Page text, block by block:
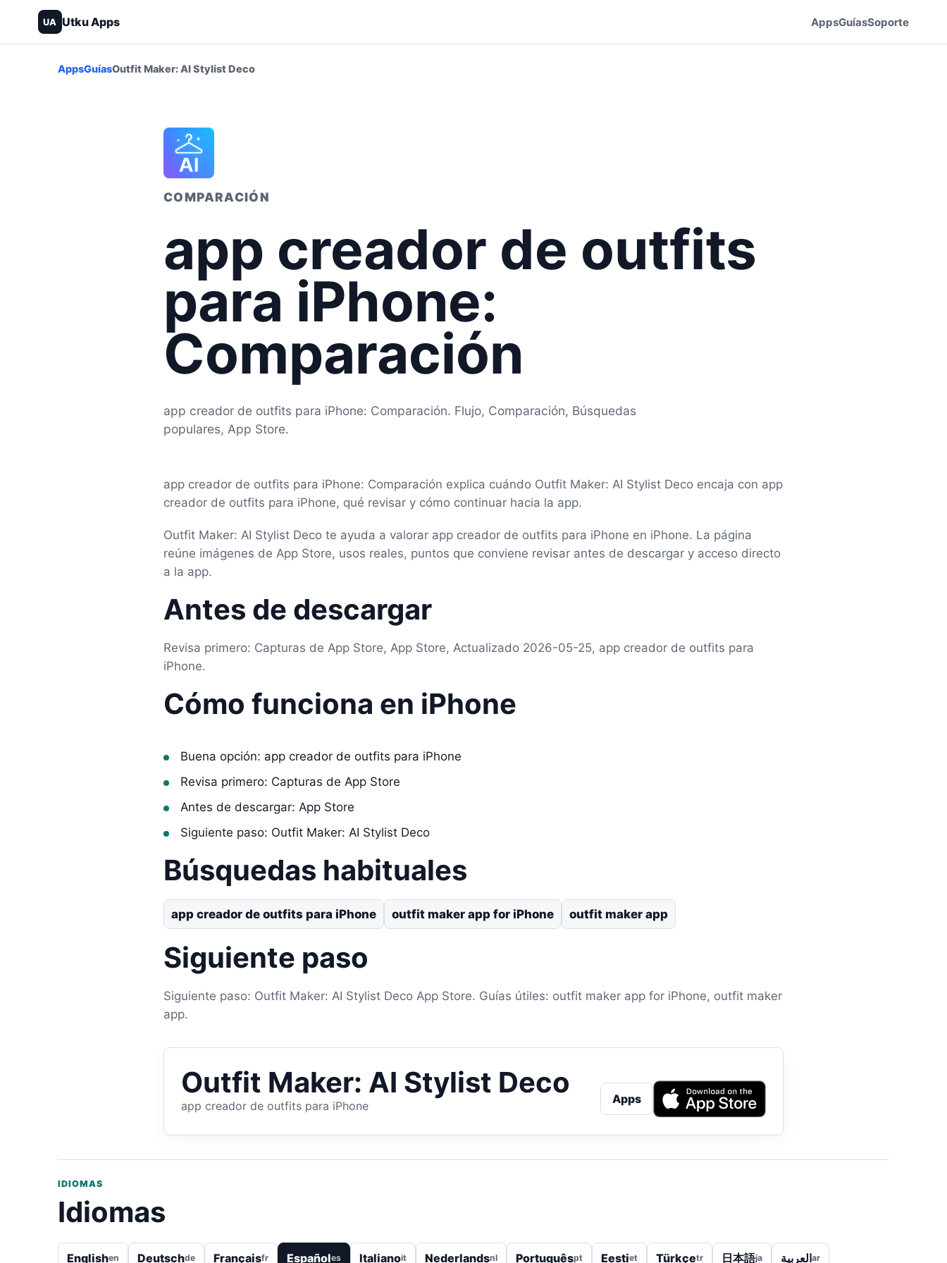
UA Utku Apps AppsGuíasSoporte
AppsGuíasOutfit Maker: AI Stylist Deco
COMPARACIÓN
app creador de outfits
para iPhone:
Comparación
app creador de outfits para iPhone: Comparación. Flujo, Comparación, Búsquedas
populares, App Store.
app creador de outfits para iPhone: Comparación explica cuándo Outfit Maker: AI Stylist Deco encaja con app
creador de outfits para iPhone, qué revisar y cómo continuar hacia la app.
Outfit Maker: AI Stylist Deco te ayuda a valorar app creador de outfits para iPhone en iPhone. La página
reúne imágenes de App Store, usos reales, puntos que conviene revisar antes de descargar y acceso directo
a la app.
Antes de descargar
Revisa primero: Capturas de App Store, App Store, Actualizado 2026-05-25, app creador de outfits para
iPhone.
Cómo funciona en iPhone
Buena opción: app creador de outfits para iPhone
Revisa primero: Capturas de App Store
Antes de descargar: App Store
Siguiente paso: Outfit Maker: AI Stylist Deco
Búsquedas habituales
app creador de outfits para iPhone outfit maker app for iPhone outfit maker app
Siguiente paso
Siguiente paso: Outfit Maker: AI Stylist Deco App Store. Guías útiles: outfit maker app for iPhone, outfit maker
app.
Outfit Maker: AI Stylist Deco
app creador de outfits para iPhone Apps
IDIOMAS
Idiomas
Englishen Deutschde Françaisfr Españoles Italianoit Nederlandsnl Portuguêspt Eestiet Türkçetr 日本語ja العربيةar